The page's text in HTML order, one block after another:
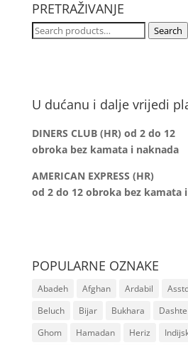
PRETRAŽIVANJE
Search
Search
U dućanu i dalje vrijedi
DINERS CLUB (HR) od 2 do 12
obroka bez kamata i naknada
AMERICAN EXPRESS (HR)
od 2 do 12 obroka bez kamata
POPULARNE OZNAKE
Abadeh Afghan Ardabil
Beluch
Bijar Bukhara
Ghom
Hamadan Heriz